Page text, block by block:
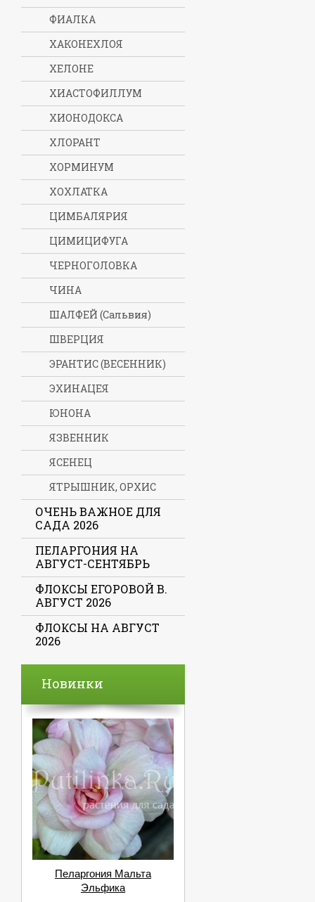
ФИАЛКА
ХАКОНЕХЛОЯ
ХЕЛОНЕ
ХИАСТОФИЛЛУМ
ХИОНОДОКСА
ХЛОРАНТ
ХОРМИНУМ
ХОХЛАТКА
ЦИМБАЛЯРИЯ
ЦИМИЦИФУГА
ЧЕРНОГОЛОВКА
ЧИНА
ШАЛФЕЙ (Сальвия)
ШВЕРЦИЯ
ЭРАНТИС (ВЕСЕННИК)
ЭХИНАЦЕЯ
ЮНОНА
ЯЗВЕННИК
ЯСЕНЕЦ
ЯТРЫШНИК, ОРХИС
ОЧЕНЬ ВАЖНОЕ ДЛЯ
САДА 2026
ПЕЛАРГОНИЯ НА
АВГУСТ-СЕНТЯБРЬ
ФЛОКСЫ ЕГОРОВОЙ В.
АВГУСТ 2026
ФЛОКСЫ НА АВГУСТ
2026
Новинки
Пеларгония Мальта
Эльфика